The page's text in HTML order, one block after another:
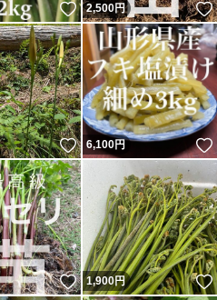
いいね！
2,500円
いいね！
6,100円
いいね！
1,900円